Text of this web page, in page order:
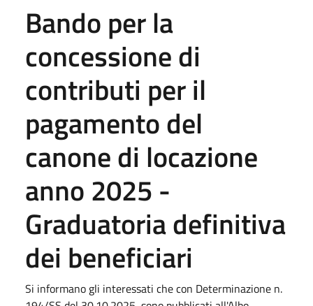
Bando per la
concessione di
contributi per il
pagamento del
canone di locazione
anno 2025 -
Graduatoria definitiva
dei beneficiari
Si informano gli interessati che con Determinazione n.